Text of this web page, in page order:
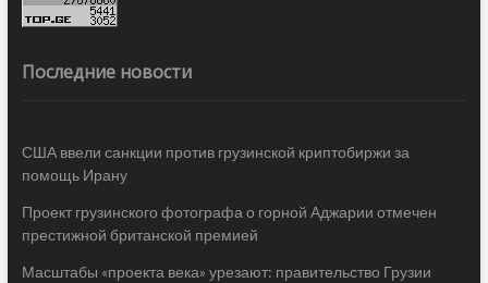
Последние новости
США ввели санкции против грузинской криптобиржи за
помощь Ирану
Проект грузинского фотографа о горной Аджарии отмечен
престижной британской премией
Масштабы «проекта века» урезают: правительство Грузии